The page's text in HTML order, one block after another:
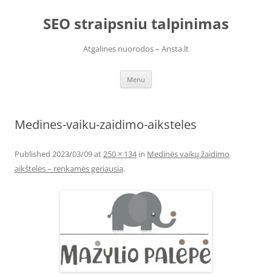
contentSEO straipsniu talpinimas
Atgalines nuorodos – Ansta.lt
Menu
Medines-vaiku-zaidimo-aiksteles
Published 2023/03/09at250 × 134in Medinės vaikų žaidimo
aikštelės – renkamės geriausią.